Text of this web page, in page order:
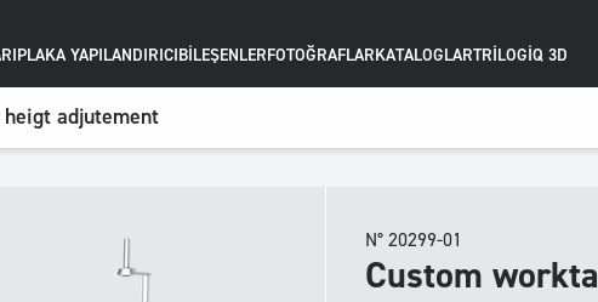
PLAKA YAPILANDIRICIBILEŞENLERFOTOĞRAFLARKATALOGLARTRILOGIQ 3D
adjutement
N° 20299-01
Custom